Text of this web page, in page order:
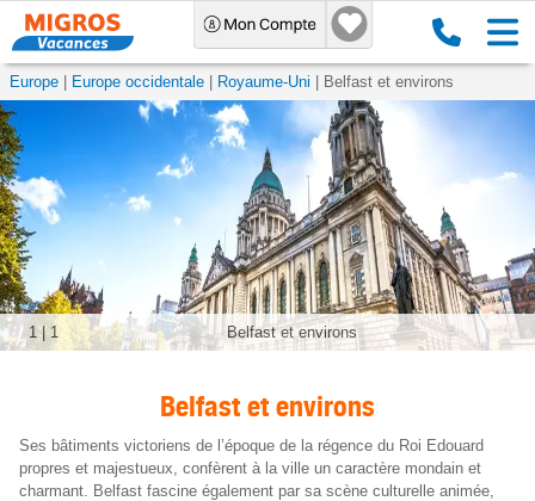
Europe Europe occidentale Royaume-Uni Belfast et environs
Belfast et environs
1| 1
Belfast et environs
Ses bâtiments victoriens de l’époque de la régence du Roi Edouard
propres et majestueux, confèrent à la ville un caractère mondain et
charmant. Belfast fascine également par sa scène culturelle animée,